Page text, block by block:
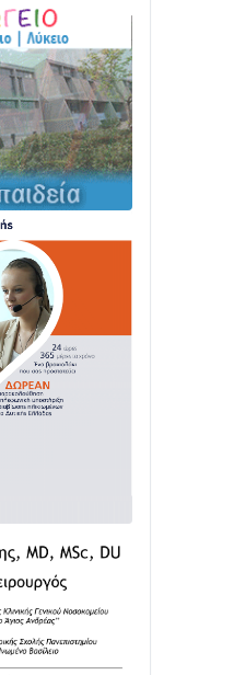
στο Λυγιά
η Παράκαμψη
Βόνιτσα –
Καββαδά
η
του
που
εκχώρηση